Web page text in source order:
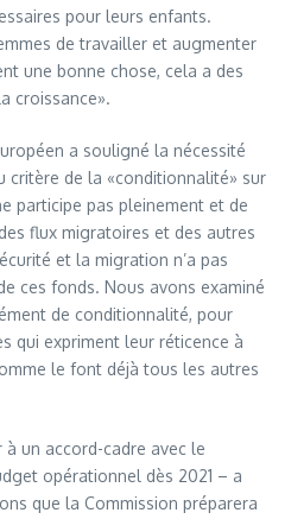
pour leurs enfants.
de travailler et augmenter
une bonne chose, cela a des
croissance».
a souligné la nécessité
critère de la «conditionnalité» sur
participe pas pleinement et de
flux migratoires et des autres
et la migration n’a pas
ces fonds. Nous avons examiné
de conditionnalité, pour
qui expriment leur réticence à
le font déjà tous les autres
un accord-cadre avec le
opérationnel dès 2021 – a
que la Commission préparera